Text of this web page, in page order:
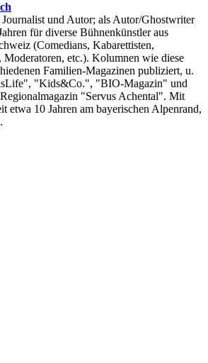
und Autor; als Autor/Ghostwriter
für diverse Bühnenkünstler aus
(Comedians, Kabarettisten,
Moderatoren, etc.). Kolumnen wie diese
Familien-Magazinen publiziert, u.
"Kids&Co.", "BIO-Magazin" und
"Servus Achental". Mit
etwa 10 Jahren am bayerischen Alpenrand,